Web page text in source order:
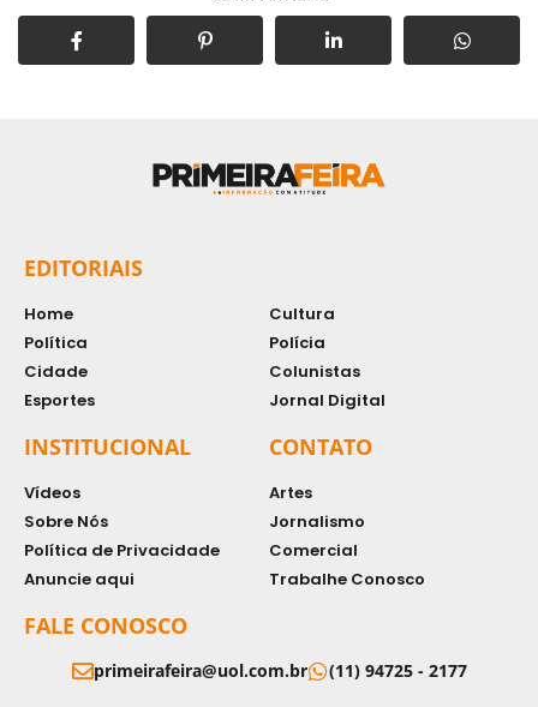
EDITORIAIS
Home
Política
Cidade
Esportes
Cultura
Polícia
Colunistas
Jornal Digital
INSTITUCIONAL
Vídeos
Sobre Nós
Política de Privacidade
Anuncie aqui
CONTATO
Artes
Jornalismo
Comercial
Trabalhe Conosco
FALE CONOSCO
primeirafeira@uol.com.br (11) 94725 - 2177